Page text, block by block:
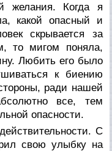
желания. Когда я
какой опасный и
скрывается за
то мигом поняла,
Любить его было
к биению
ради нашей
все, тем
опасности.
С
свою улыбку на